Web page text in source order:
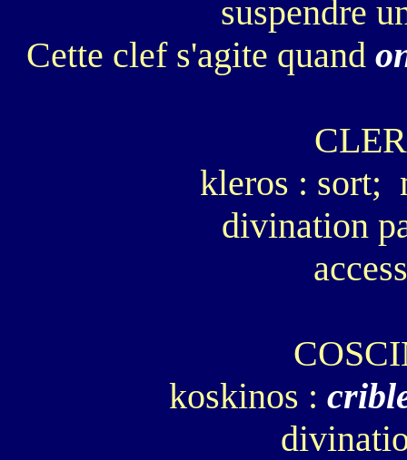
suspendre
Cette clef s'agite quand
kleros : sort;
divination
koskinos :